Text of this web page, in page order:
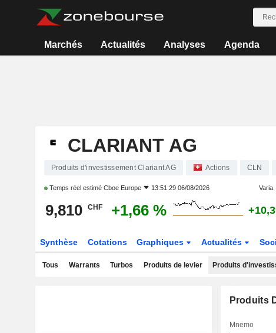
Marchés Actualités Analyses Agenda
CLARIANT AG
Produits d'investissement Clariant AG Actions CLN
Temps réel estimé Cboe Europe 13:51:29 06/08/2026 Varia.
9,810 CHF +1,66 %
Synthèse Cotations Graphiques Actualités
Tous Warrants Turbos Produits de levier Produits
Produits
Mnemo